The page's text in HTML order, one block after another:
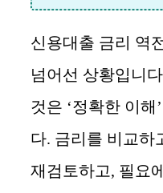
신용대출 금리 역
넘어선 상황입니
것은 ‘정확한 이해
다. 금리를 비교하
재검토하고, 필요